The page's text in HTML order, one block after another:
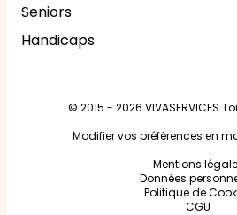
Seniors
Handicaps
© 2015 - 2026 VIVASERVICES
Modifier vos préférences en
Mentions
Données
Politique de
CGU